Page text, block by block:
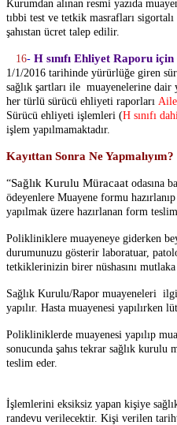
Kurumdan alınan resmi yazıda
tıbbi test ve tetkik masrafları
şahıstan ücret talep edilir.
16- H sınıfı Ehliyet Raporu için
1/1/2016 tarihinde yürürlüğe giren
sağlık şartları ile muayenelerine dair
her türlü sürücü ehliyeti raporları
Sürücü ehliyeti işlemleri (H sınıfı
işlem yapılmamaktadır.
Kayıttan Sonra Ne Yapmalıyım?
“Sağlık Kurulu Müracaat odasına
ödeyenlere Muayene formu
yapılmak üzere hazırlanan form
Polikliniklere muayeneye giderken
durumunuzu gösterir laboratuar,
tetkiklerinizin birer nüshasını mutlaka
Sağlık Kurulu/Rapor muayeneleri
yapılır. Hasta muayenesi yapılırken
Polikliniklerde muayenesi yapılıp
sonucunda şahıs tekrar sağlık kurulu
teslim eder.
İşlemlerini eksiksiz yapan kişiye
randevu verilecektir. Kişi verilen